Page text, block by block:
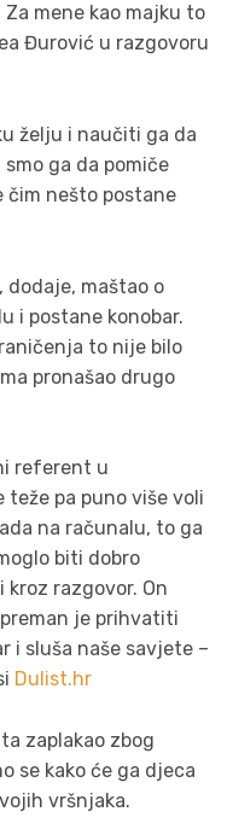
mene kao majku to
Đurović u razgovoru
želju i naučiti ga da
ga da pomiče
nešto postane
dodaje, maštao o
i postane konobar.
to nije bilo
pronašao drugo
referent u
teže pa puno više voli
na računalu, to ga
biti dobro
kroz razgovor. On
je prihvatiti
i sluša naše savjete –
Dulist.hr
zaplakao zbog
se kako će ga djeca
vršnjaka.